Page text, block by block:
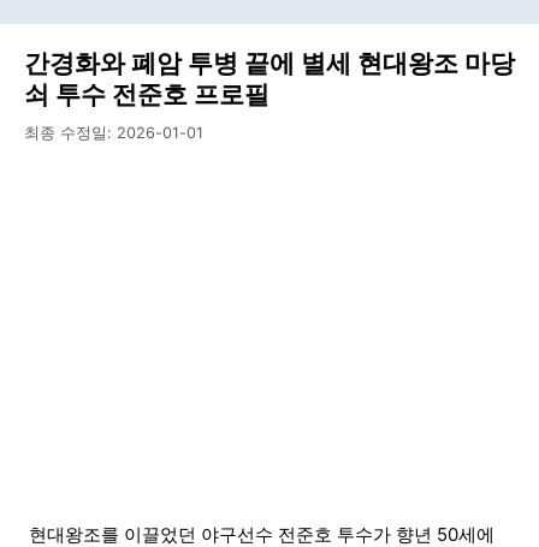
간경화와 폐암 투병 끝에 별세 현대왕조 마당
쇠 투수 전준호 프로필
최종 수정일: 2026-01-01
현대왕조를 이끌었던 야구선수 전준호 투수가 향년 50세에